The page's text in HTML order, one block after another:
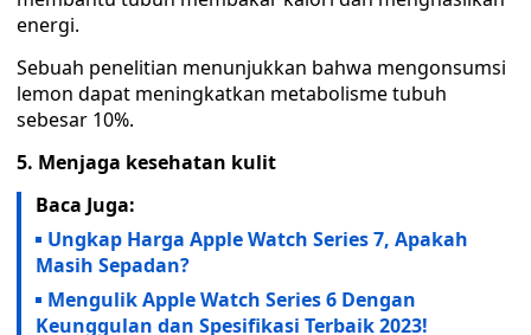
energi.
Sebuah penelitian menunjukkan bahwa mengonsumsi
lemon dapat meningkatkan metabolisme tubuh
sebesar 10%.
5. Menjaga kesehatan kulit
Baca Juga:
Ungkap Harga Apple Watch Series 7, Apakah
Masih Sepadan?
Mengulik Apple Watch Series 6 Dengan
Keunggulan dan Spesifikasi Terbaik 2023!